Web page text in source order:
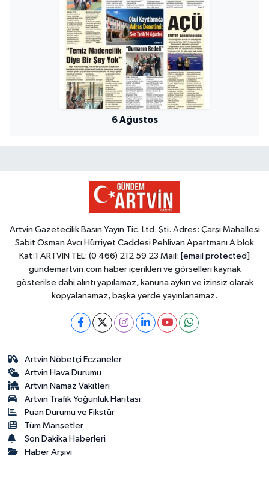
6 Ağustos
Artvin Gazetecilik Basın Yayın Tic. Ltd. Şti. Adres: Çarşı Mahallesi
Sabit Osman Avcı Hürriyet Caddesi Pehlivan Apartmanı A blok
Kat:1 ARTVİN TEL: (0 466) 212 59 23 Mail: [email protected]
gundemartvin.com haber içerikleri ve görselleri kaynak
gösterilse dahi alıntı yapılamaz, kanuna aykırı ve izinsiz olarak
kopyalanamaz, başka yerde yayınlanamaz.
Artvin Nöbetçi Eczaneler
Artvin Hava Durumu
Artvin Namaz Vakitleri
Artvin Trafik Yoğunluk Haritası
Puan Durumu ve Fikstür
Tüm Manşetler
Son Dakika Haberleri
Haber Arşivi